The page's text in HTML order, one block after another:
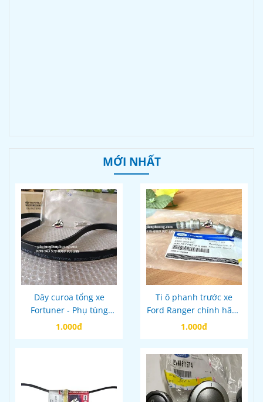
MỚI NHẤT
Dây curoa tổng xe
Fortuner - Phụ tùng
quan trọng cho động cơ
1.000đ
Ti ô phanh trước xe
Ford Ranger chính hãng
mã eb3c2078cc
1.000đ